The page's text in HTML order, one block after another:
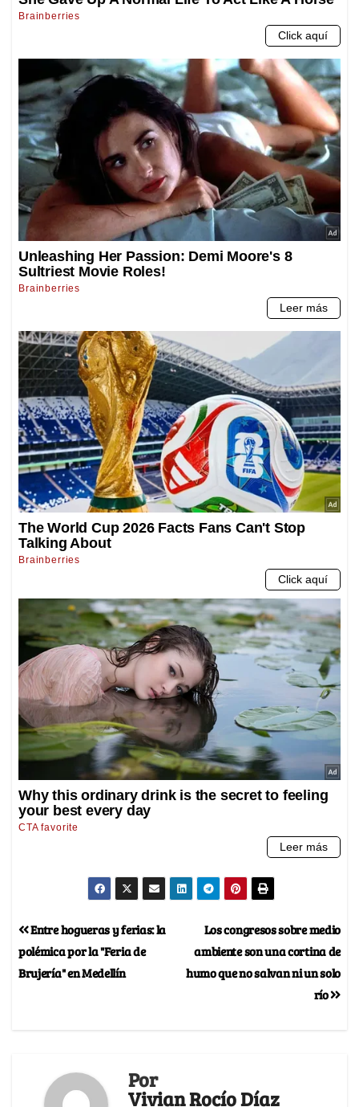
Los congresos sobre medio
ambiente son una cortina de
humo que no salvan ni un solo
río
Entre hogueras y ferias: la
polémica por la "Feria de
Brujería" en Medellín
Por
Vivian Rocío Díaz